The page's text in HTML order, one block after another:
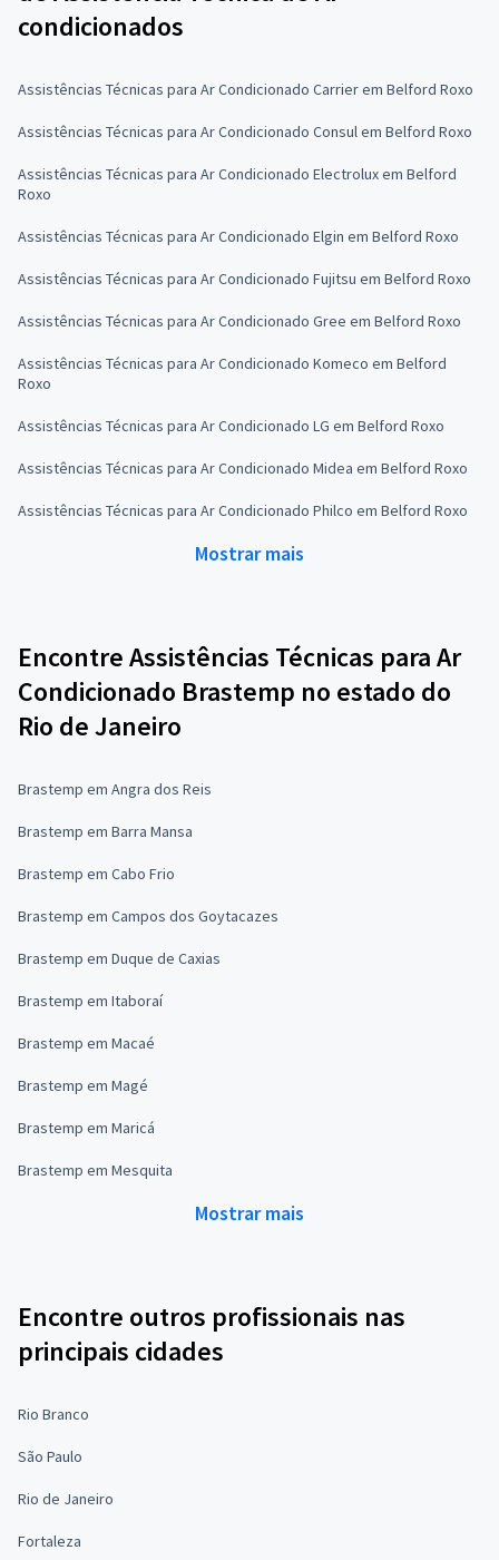
condicionados
Assistências Técnicas para Ar Condicionado Carrier em Belford Roxo
Assistências Técnicas para Ar Condicionado Consul em Belford Roxo
Assistências Técnicas para Ar Condicionado Electrolux em Belford
Roxo
Assistências Técnicas para Ar Condicionado Elgin em Belford Roxo
Assistências Técnicas para Ar Condicionado Fujitsu em Belford Roxo
Assistências Técnicas para Ar Condicionado Gree em Belford Roxo
Assistências Técnicas para Ar Condicionado Komeco em Belford
Roxo
Assistências Técnicas para Ar Condicionado LG em Belford Roxo
Assistências Técnicas para Ar Condicionado Midea em Belford Roxo
Assistências Técnicas para Ar Condicionado Philco em Belford Roxo
Mostrar mais
Encontre Assistências Técnicas para Ar
Condicionado Brastemp no estado do
Rio de Janeiro
Brastemp em Angra dos Reis
Brastemp em Barra Mansa
Brastemp em Cabo Frio
Brastemp em Campos dos Goytacazes
Brastemp em Duque de Caxias
Brastemp em Itaboraí
Brastemp em Macaé
Brastemp em Magé
Brastemp em Maricá
Brastemp em Mesquita
Mostrar mais
Encontre outros profissionais nas
principais cidades
Rio Branco
São Paulo
Rio de Janeiro
Fortaleza